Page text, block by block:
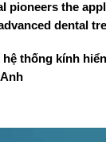
pioneers the
dental
thống kính